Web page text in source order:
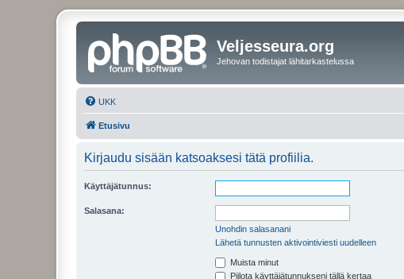
Veljesseura.org
Jehovan todistajat lähitarkastelussa
UKK
Etusivu
Kirjaudu sisään katsoaksesi tätä profiilia.
Käyttäjätunnus:
Salasana:
Unohdin salasanani
Lähetä tunnusten aktivointiviesti uudelleen
Muista minut
Piilota käyttäjätunnukseni tällä kertaa